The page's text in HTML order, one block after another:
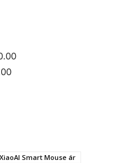
XiaoAI Smart Mouse ár